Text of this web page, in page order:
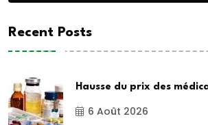
Recent Posts
Hausse du prix des
6 Août 2026